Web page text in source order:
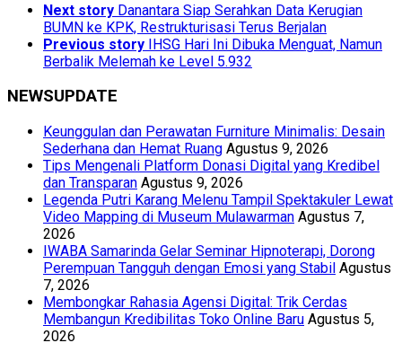
Next story Danantara Siap Serahkan Data Kerugian
BUMN ke KPK, Restrukturisasi Terus Berjalan
Previous story IHSG Hari Ini Dibuka Menguat, Namun
Berbalik Melemah ke Level 5.932
NEWSUPDATE
Keunggulan dan Perawatan Furniture Minimalis: Desain
Sederhana dan Hemat Ruang Agustus 9, 2026
Tips Mengenali Platform Donasi Digital yang Kredibel
dan Transparan Agustus 9, 2026
Legenda Putri Karang Melenu Tampil Spektakuler Lewat
Video Mapping di Museum Mulawarman Agustus 7,
2026
IWABA Samarinda Gelar Seminar Hipnoterapi, Dorong
Perempuan Tangguh dengan Emosi yang Stabil Agustus
7, 2026
Membongkar Rahasia Agensi Digital: Trik Cerdas
Membangun Kredibilitas Toko Online Baru Agustus 5,
2026